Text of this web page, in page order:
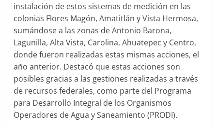
instalación de estos sistemas de medición en las
colonias Flores Magón, Amatitlán y Vista Hermosa,
sumándose a las zonas de Antonio Barona,
Lagunilla, Alta Vista, Carolina, Ahuatepec y Centro,
donde fueron realizadas estas mismas acciones, el
año anterior. Destacó que estas acciones son
posibles gracias a las gestiones realizadas a través
de recursos federales, como parte del Programa
para Desarrollo Integral de los Organismos
Operadores de Agua y Saneamiento (PRODI).